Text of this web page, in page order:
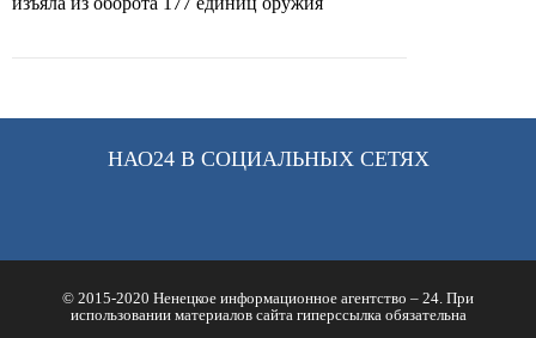
НАО24 В СОЦИАЛЬНЫХ СЕТЯХ
© 2015-2020 Ненецкое информационное агентство – 24. При
использовании материалов сайта гиперссылка обязательна